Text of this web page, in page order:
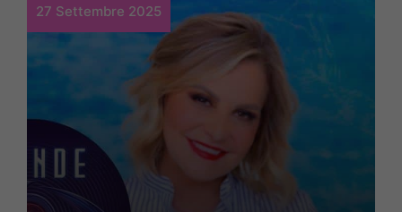
27 Settembre 2025